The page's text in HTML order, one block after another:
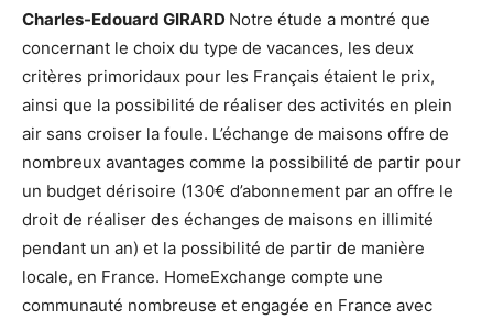
Charles-Edouard GIRARD Notre étude a montré que
concernant le choix du type de vacances, les deux
critères primoridaux pour les Français étaient le prix,
ainsi que la possibilité de réaliser des activités en plein
air sans croiser la foule. L’échange de maisons offre de
nombreux avantages comme la possibilité de partir pour
un budget dérisoire (130€ d’abonnement par an offre le
droit de réaliser des échanges de maisons en illimité
pendant un an) et la possibilité de partir de manière
locale, en France. HomeExchange compte une
communauté nombreuse et engagée en France avec